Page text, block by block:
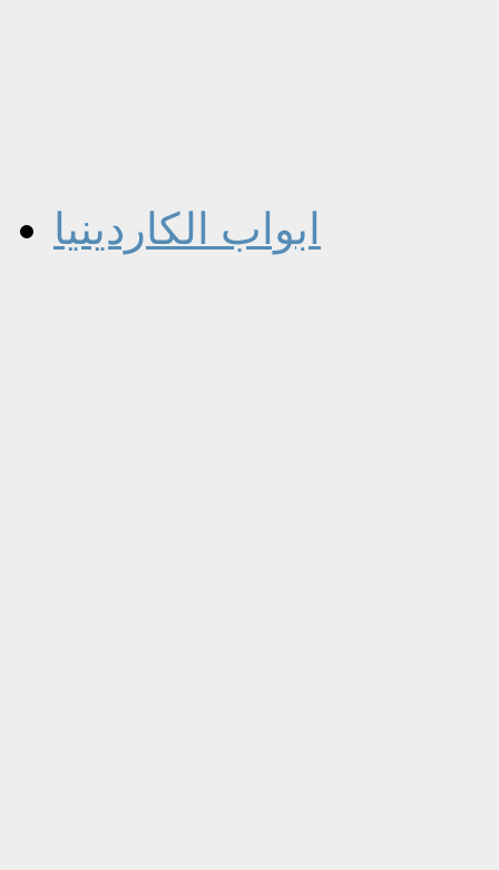
ابواب الكاردينيا